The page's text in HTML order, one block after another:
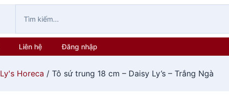
Liên hệ Đăng nhập
Ly's Horeca / Tô sứ trung 18 cm – Daisy Ly’s – Trắng Ngà